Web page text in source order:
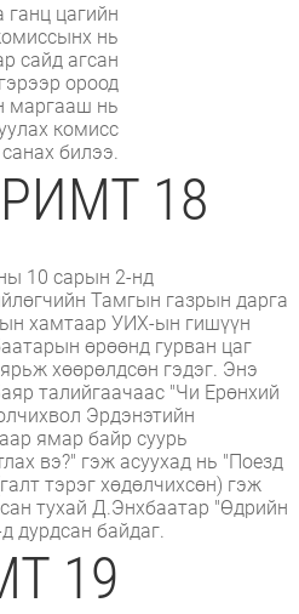
ганц цагийн
нь
сайд агсан
ороод
маргааш нь
комисс
билээ.
18
10 сарын 2-нд
Тамгын газрын дарга
хамтаар УИХ-ын гишүүн
өрөөнд гурван цаг
хөөрөлдсөн гэдэг. Энэ
талийгаачаас "Чи Ерөнхий
Эрдэнэтийн
ямар байр суурь
вэ?" гэж асуухад нь "Поезд
тэрэг хөдөлчихсөн) гэж
тухай Д.Энхбаатар "Өдрийн
дурдсан байдаг.
19